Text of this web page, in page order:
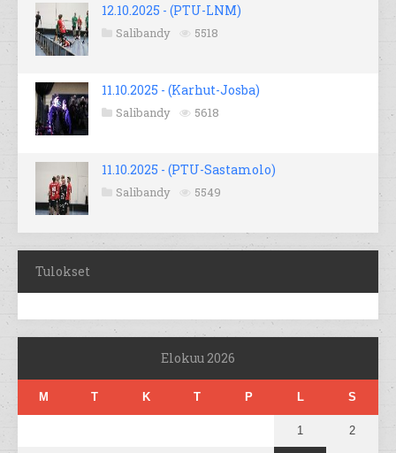
12.10.2025 - (PTU-LNM)
Salibandy 5518
11.10.2025 - (Karhut-Josba)
Salibandy 5618
11.10.2025 - (PTU-Sastamolo)
Salibandy 5549
Tulokset
Elokuu 2026
M T K T P L S
1 2